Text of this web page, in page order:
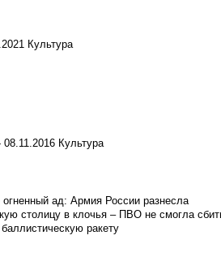
Культура
08.11.2016 Культура
ад: Армия России разнесла
столицу в клочья – ПВО не смогла
ракету